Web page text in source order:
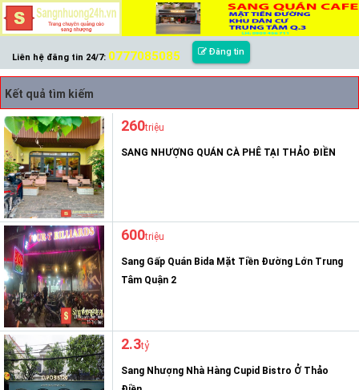
Liên hệ đăng tin 24/7: 0777085085 Đăng tin
Kết quả tìm kiếm
260triệu
SANG NHƯỢNG QUÁN CÀ PHÊ TẠI THẢO ĐIỀN
600triệu
Sang Gấp Quán Bida Mặt Tiền Đường Lớn Trung
Tâm Quận 2
2.3tỷ
Sang Nhượng Nhà Hàng Cupid Bistro Ở Thảo